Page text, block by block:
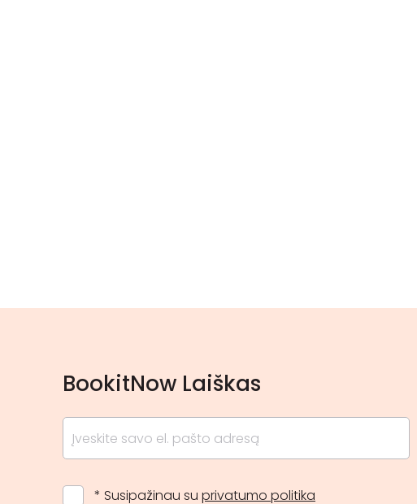
BookitNow Laiškas
* Susipažinau su privatumo politika